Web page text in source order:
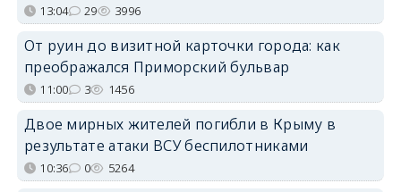
13:04 29 3996
От руин до визитной карточки города: как
преображался Приморский бульвар
11:00 3 1456
Двое мирных жителей погибли в Крыму в
результате атаки ВСУ беспилотниками
10:36 0 5264